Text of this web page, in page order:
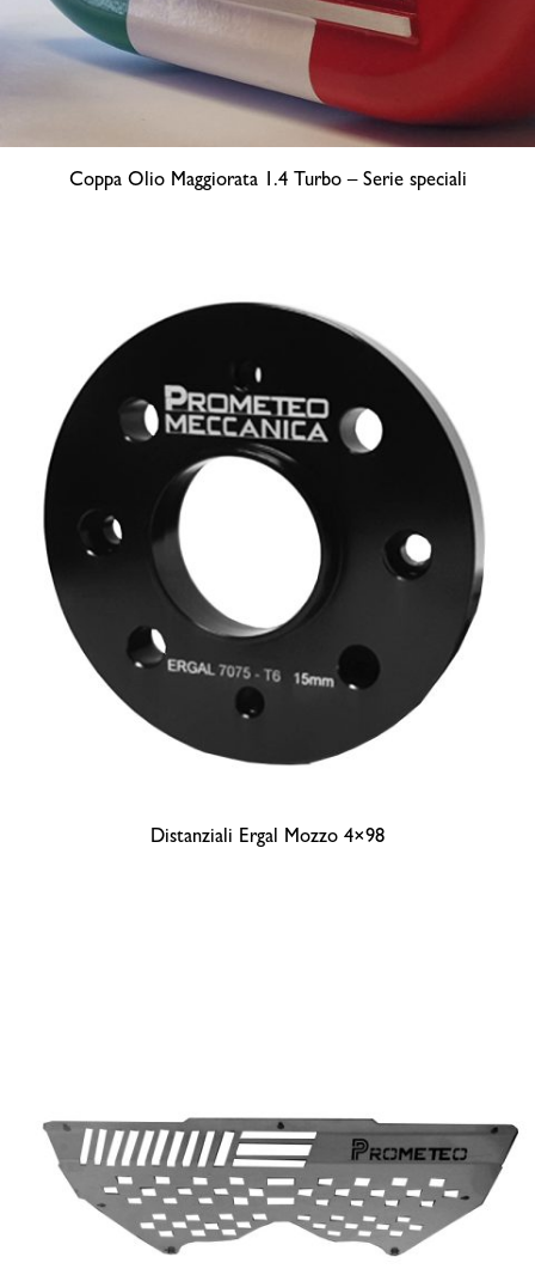
Coppa Olio Maggiorata 1.4 Turbo – Serie speciali
Distanziali Ergal Mozzo 4×98